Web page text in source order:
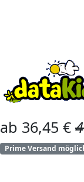
ab 36,45 €
Prime Versand